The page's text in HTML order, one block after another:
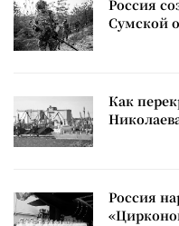
Россия
Сумской
Как
Россия